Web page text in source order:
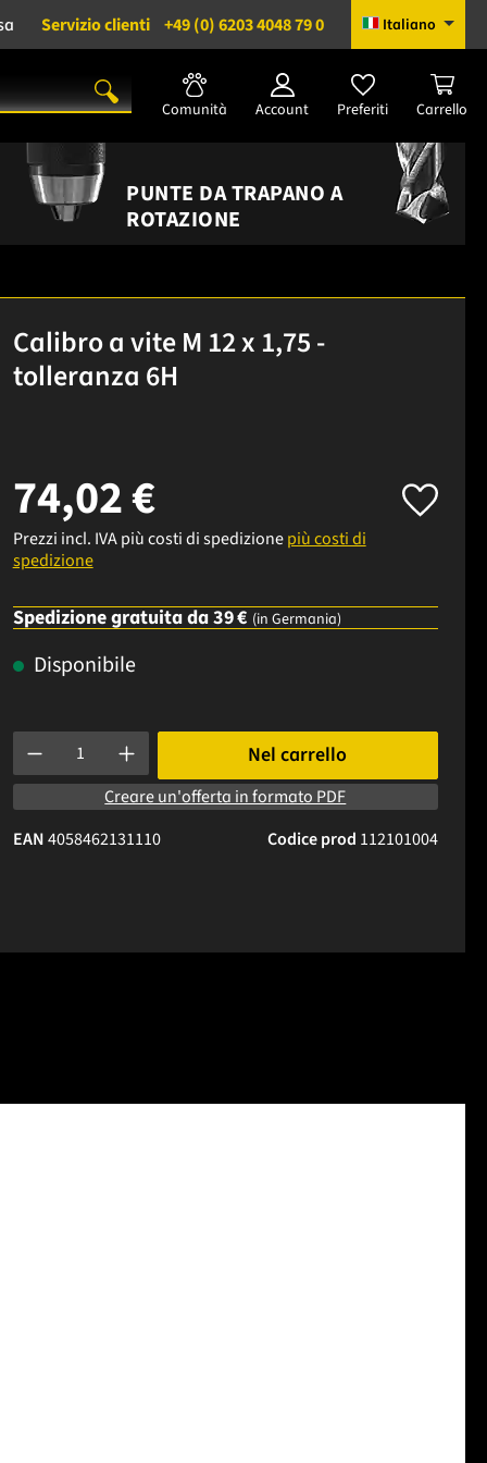
Servizio clienti +49 (0) 6203 4048 79 0 Italiano
Comunità Account Preferiti Carrello
PUNTE DA TRAPANO A
ROTAZIONE
Calibro a vite M 12 x 1,75 -
tolleranza 6H
74,02 €
Prezzi incl. IVA più costi di spedizionepiù costi di
spedizione
Spedizione gratuita da 39 € (in Germania)
Disponibile
Quantità del prodotto: inserisci la quantità desiderata o usa i
Nel carrello
Creare un'offerta in formato PDF
Codice prod 112101004
EAN4058462131110